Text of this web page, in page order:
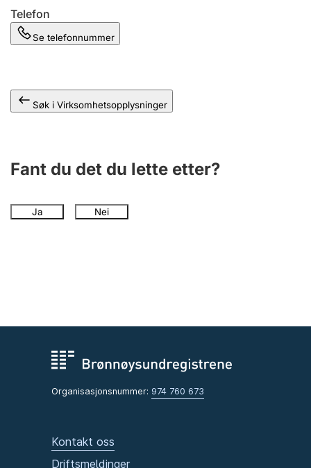
Telefon
Se telefonnummer
Søk i Virksomhetsopplysninger
Fant du det du lette etter?
Ja Nei
Organisasjonsnummer: 974 760 673
Kontakt oss
Driftsmeldinger